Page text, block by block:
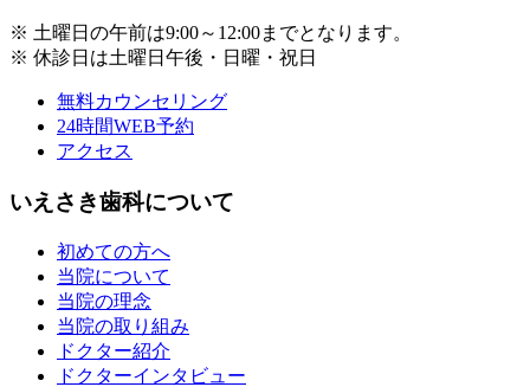
※ 土曜日の午前は9:00～12:00までとなります。
※ 休診日は土曜日午後・日曜・祝日
無料カウンセリング
24時間WEB予約
アクセス
いえさき歯科について
初めての方へ
当院について
当院の理念
当院の取り組み
ドクター紹介
ドクターインタビュー